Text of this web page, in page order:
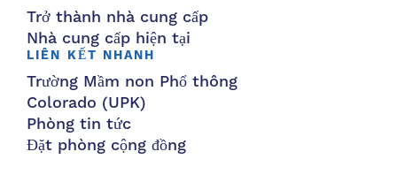
Trở thành nhà cung cấp
Nhà cung cấp hiện tại
LIÊN KẾT NHANH
Trường Mầm non Phổ thông
Colorado (UPK)
Phòng tin tức
Đặt phòng cộng đồng